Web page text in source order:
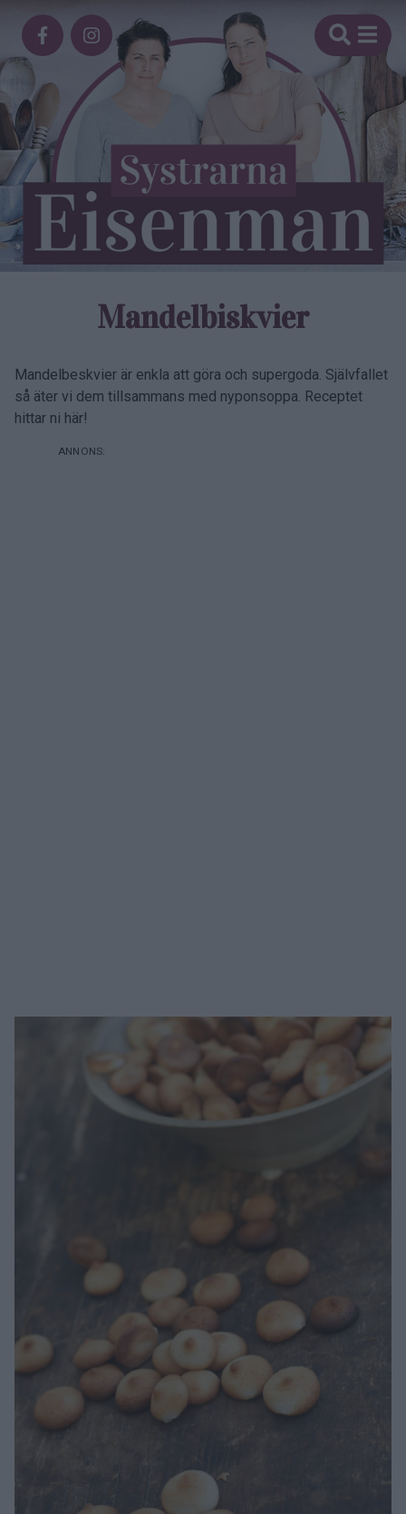
Mandelbiskvier
Mandelbeskvier är enkla att göra och supergoda. Självfallet
så äter vi dem tillsammans med nyponsoppa. Receptet
hittar ni här!